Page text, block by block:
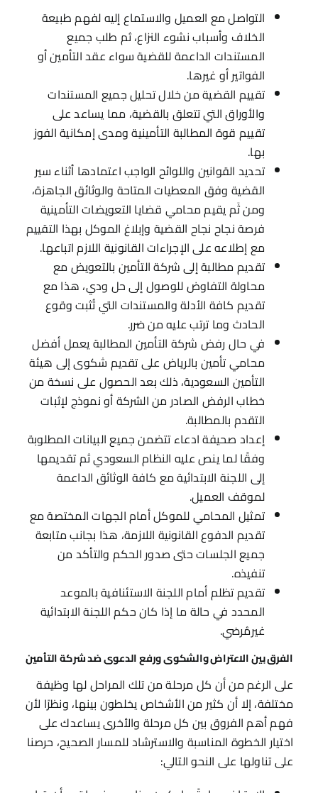
التواصل مع العميل والاستماع إليه لفهم طبيعة
الخلاف وأسباب نشوء النزاع، ثم طلب جميع
المستندات الداعمة للقضية سواء عقد التأمين أو
الفواتير أو غيرها.
تقييم القضية من خلال تحليل جميع المستندات
والأوراق التي تتعلق بالقضية، مما يساعد على
تقييم قوة المطالبة التأمينية ومدى إمكانية الفوز
بها.
تحديد القوانين واللوائح الواجب اعتمادها أثناء سير
القضية وفق المعطيات المتاحة والوثائق الجاهزة،
ومن ثَم يقيم محامي قضايا التعويضات التأمينية
فرصة نجاح نجاح القضية وإبلاغ الموكل بهذا التقييم
مع إطلاعه على الإجراءات القانونية اللازم اتباعها.
تقديم مطالبة إلى شركة التأمين بالتعويض مع
محاولة التفاوض للوصول إلى حل ودي، هذا مع
تقديم كافة الأدلة والمستندات التي تُثبت وقوع
الحادث وما ترتب عليه من ضرر.
في حال رفض شركة التأمين المطالبة يعمل أفضل
محامي تأمين بالرياض على تقديم شكوى إلى هيئة
التأمين السعودية، ذلك بعد الحصول على نسخة من
خطاب الرفض الصادر من الشركة أو نموذج لإثبات
التقدم بالمطالبة.
إعداد صحيفة ادعاء تتضمن جميع البيانات المطلوبة
وفقًا لما ينص عليه النظام السعودي ثم تقديمها
إلى اللجنة الابتدائية مع كافة الوثائق الداعمة
لموقف العميل.
تمثيل المحامي للموكل أمام الجهات المختصة مع
تقديم الدفوع القانونية اللازمة، هذا بجانب متابعة
جميع الجلسات حتى صدور الحكم والتأكد من
تنفيذه.
تقديم تظلم أمام اللجنة الاستئنافية بالموعد
المحدد في حالة ما إذا كان حكم اللجنة الابتدائية
غيرمُرضي.
الفرق بين الاعتراض والشكوى ورفع الدعوى ضد شركة التأمين
على الرغم من أن كل مرحلة من تلك المراحل لها وظيفة
مختلفة، إلا أن كثير من الأشخاص يخلطون بينها، ونظرًا لأن
فهم أهم الفروق بين كل مرحلة والأخرى يساعدك على
اختيار الخطوة المناسبة والاسترشاد للمسار الصحيح، حرصنا
على تناولها على النحو التالي: